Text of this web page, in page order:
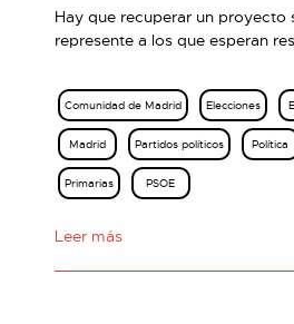
Hay que recuperar un proyecto
represente a los que esperan
Comunidad de Madrid Elecciones
Madrid Partidos políticos Política
Primarias PSOE
Leer más